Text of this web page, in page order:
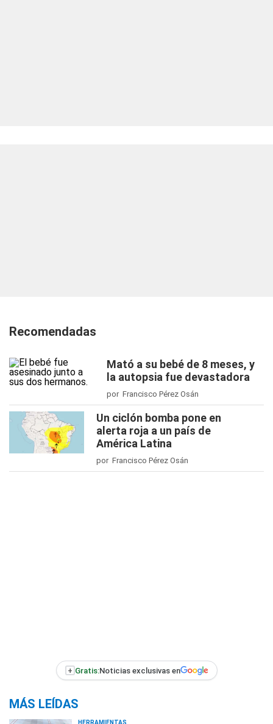
Recomendadas
Mató a su bebé de 8 meses, y
la autopsia fue devastadora
por Francisco Pérez Osán
Un ciclón bomba pone en
alerta roja a un país de
América Latina
por Francisco Pérez Osán
+ Gratis:Noticias exclusivas en
MÁS LEÍDAS
HERRAMIENTAS